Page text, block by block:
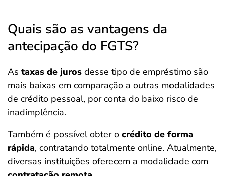
Quais são as vantagens da
antecipação do FGTS?
As taxas de juros desse tipo de empréstimo são
mais baixas em comparação a outras modalidades
de crédito pessoal, por conta do baixo risco de
inadimplência.
Também é possível obter o crédito de forma
rápida, contratando totalmente online. Atualmente,
diversas instituições oferecem a modalidade com